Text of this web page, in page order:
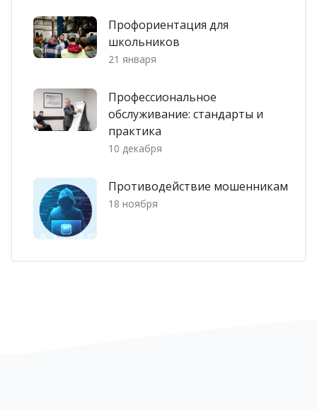
Профориентация для
школьников
21 января
Профессиональное
обслуживание: стандарты и
практика
10 декабря
Противодействие мошенникам
18 ноября